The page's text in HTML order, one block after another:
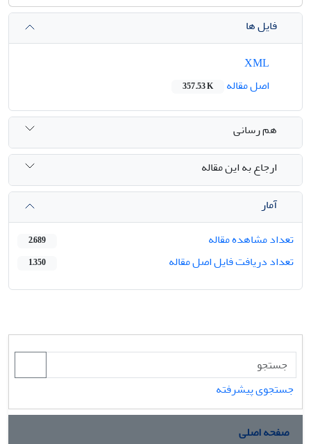
فایل ها
اصل مقاله
357.53 K
هم رسانی
ارجاع به این مقاله
آمار
تعداد مشاهده مقاله
2,689
تعداد دریافت فایل اصل مقاله 1,350
جستجوی پیشرفته
صفحه اصلی